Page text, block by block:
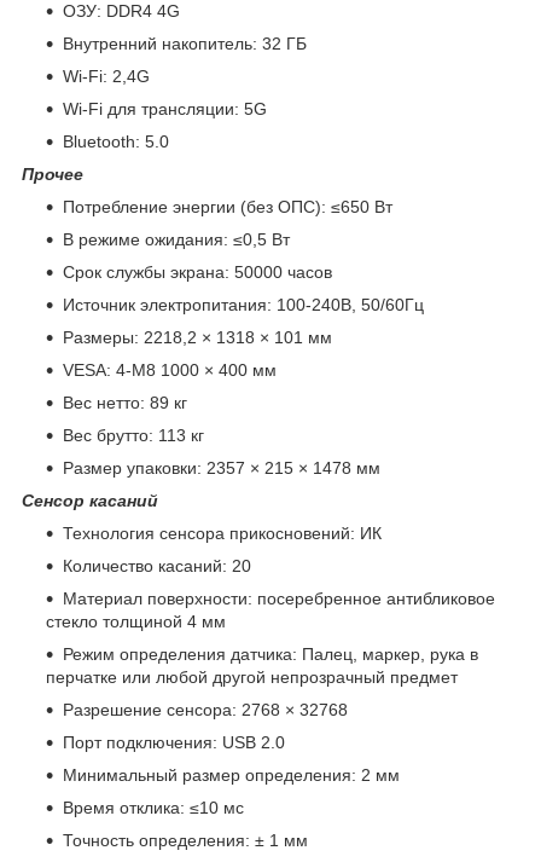
ОЗУ: DDR4 4G
Внутренний накопитель: 32 ГБ
Wi-Fi: 2,4G
Wi-Fi для трансляции: 5G
Bluetooth: 5.0
Прочее
Потребление энергии (без ОПС): ≤650 Вт
В режиме ожидания: ≤0,5 Вт
Срок службы экрана: 50000 часов
Источник электропитания: 100-240В, 50/60Гц
Размеры: 2218,2 × 1318 × 101 мм
VESA: 4-M8 1000 × 400 мм
Вес нетто: 89 кг
Вес брутто: 113 кг
Размер упаковки: 2357 × 215 × 1478 мм
Сенсор касаний
Технология сенсора прикосновений: ИК
Количество касаний: 20
Материал поверхности: посеребренное антибликовое
стекло толщиной 4 мм
Режим определения датчика: Палец, маркер, рука в
перчатке или любой другой непрозрачный предмет
Разрешение сенсора: 2768 × 32768
Порт подключения: USB 2.0
Минимальный размер определения: 2 мм
Время отклика: ≤10 мс
Точность определения: ± 1 мм